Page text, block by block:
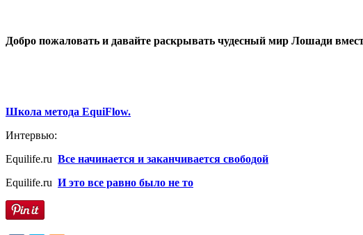
Добро пожаловать и давайте раскрывать чудесный мир Лошади
Школа метода EquiFlow.
Интервью:
Equilife.ru Все начинается и заканчивается свободой
Equilife.ru И это все равно было не то